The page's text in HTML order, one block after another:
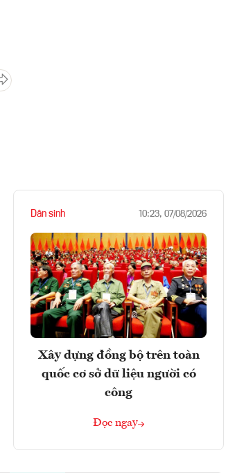
Dân sinh 10:23, 07/08/2026
Xây dựng đồng bộ trên toàn
quốc cơ sở dữ liệu người có
công
Đọc ngay